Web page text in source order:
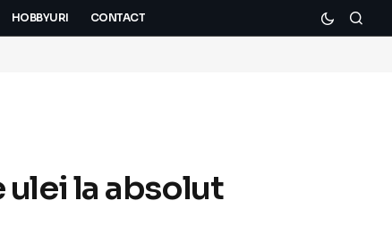
HOBBYURI CONTACT
la absolut